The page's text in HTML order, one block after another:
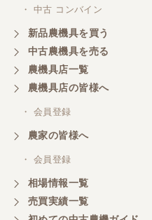
・ 中古 コンバイン
新品農機具を買う
中古農機具を売る
農機具店一覧
農機具店の皆様へ
・ 会員登録
農家の皆様へ
・ 会員登録
相場情報一覧
売買実績一覧